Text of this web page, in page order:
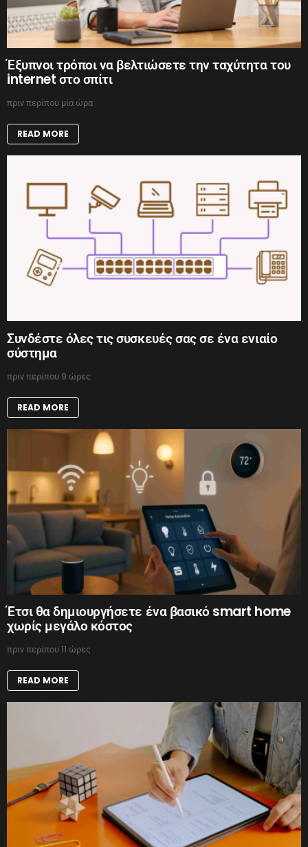
Έξυπνοι τρόποι να βελτιώσετε την ταχύτητα του
internet στο σπίτι
πριν περίπου μία ώρα
READ MORE
Συνδέστε όλες τις συσκευές σας σε ένα ενιαίο
σύστημα
πριν περίπου 9 ώρες
READ MORE
Έτσι θα δημιουργήσετε ένα βασικό smart home
χωρίς μεγάλο κόστος
πριν περίπου 11 ώρες
READ MORE